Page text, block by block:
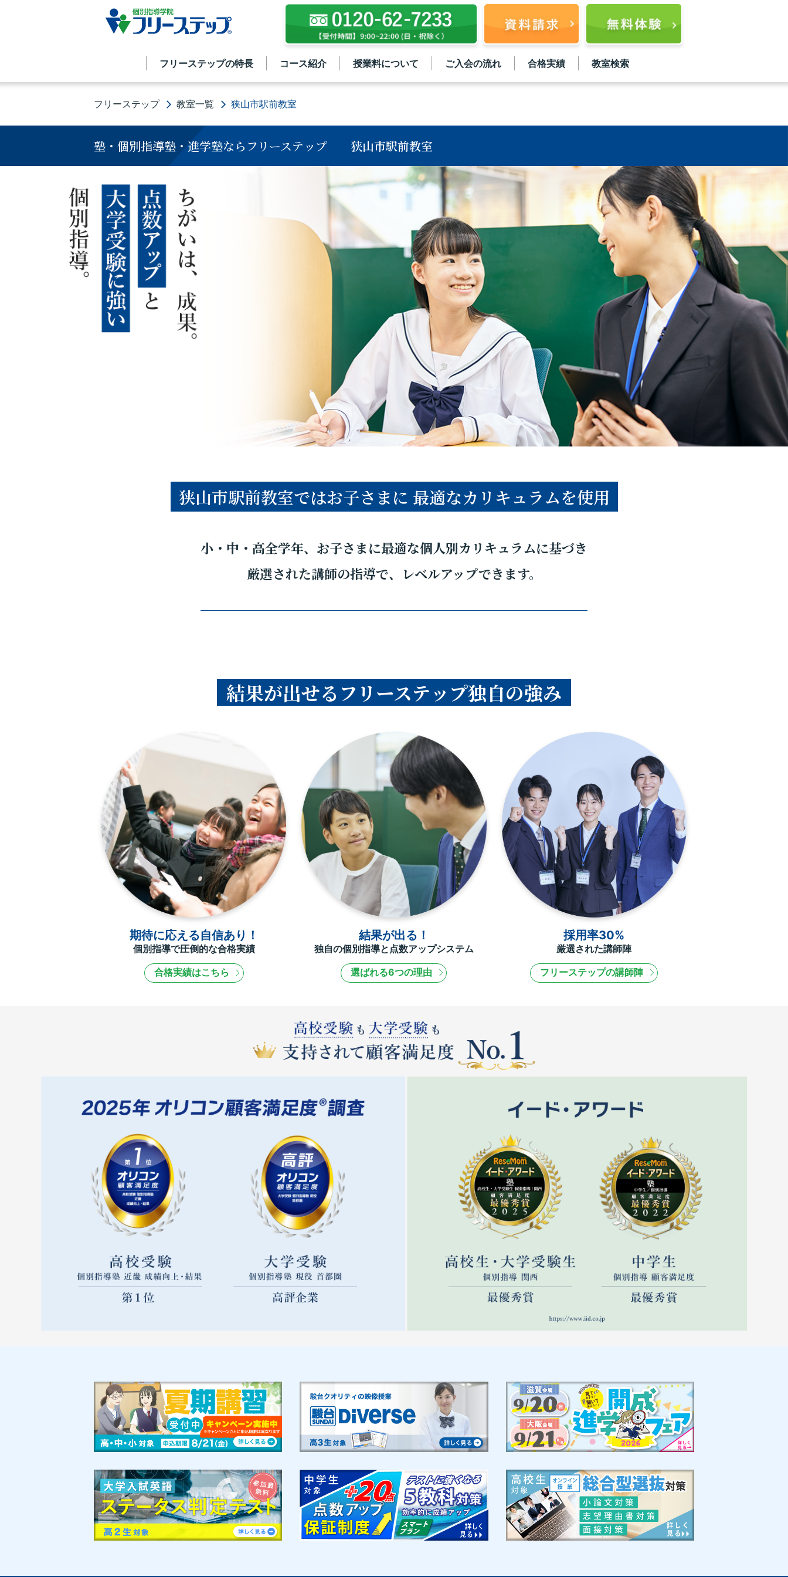
フリーステップの特長 コース紹介 授業料について ご入会の流れ 合格実績 教室検索
フリーステップ 教室一覧 狭山市駅前教室
塾・個別指導塾・進学塾ならフリーステップ 狭山市駅前教室
狭山市駅前教室ではお子さまに 最適なカリキュラムを使用
小・中・高全学年、お子さまに最適な個人別カリキュラムに基づき
厳選された講師の指導で、レベルアップできます。
結果が出せるフリーステップ独自の強み
期待に応える自信あり！
個別指導で圧倒的な合格実績
合格実績はこちら
結果が出る！
独自の個別指導と点数アップシステム
選ばれる6つの理由
採用率30%
厳選された講師陣
フリーステップの講師陣